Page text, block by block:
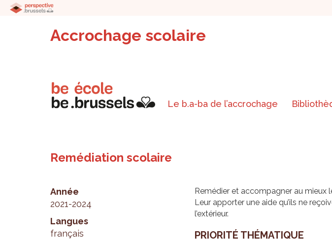
Accrochage scolaire
Le b.a-ba de l’accrochage
Remédiation scolaire
Année
2021-2024
Langues
français
Remédier et accompagner au mieux
Leur apporter une aide qu’ils ne
l’extérieur.
PRIO­RITÉ THÉ­MA­TIQUE